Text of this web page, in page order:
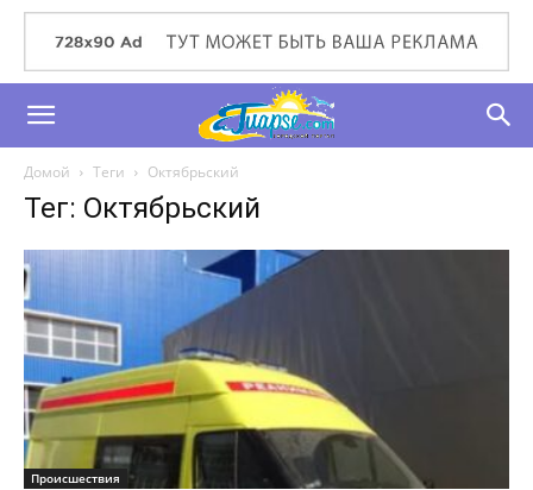
Домой Теги Октябрьский
Тег: Октябрьский
Происшествия